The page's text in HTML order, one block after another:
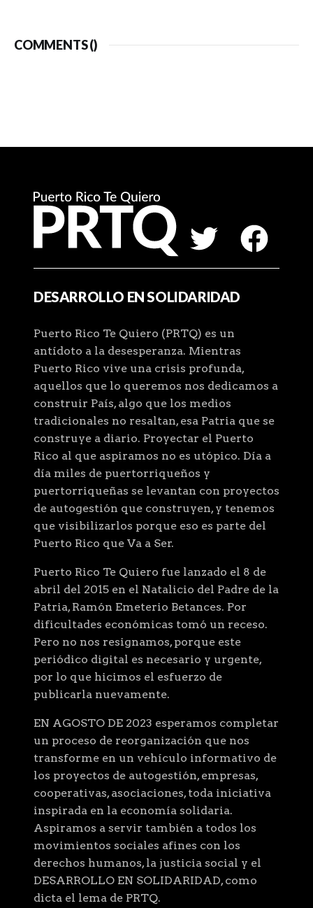
COMMENTS ()
DESARROLLO EN SOLIDARIDAD
Puerto Rico Te Quiero (PRTQ) es un
antídoto a la desesperanza. Mientras
Puerto Rico vive una crisis profunda,
aquellos que lo queremos nos dedicamos a
construir País, algo que los medios
tradicionales no resaltan, esa Patria que se
construye a diario. Proyectar el Puerto
Rico al que aspiramos no es utópico. Día a
día miles de puertorriqueños y
puertorriqueñas se levantan con proyectos
de autogestión que construyen, y tenemos
que visibilizarlos porque eso es parte del
Puerto Rico que Va a Ser.
Puerto Rico Te Quiero fue lanzado el 8 de
abril del 2015 en el Natalicio del Padre de la
Patria, Ramón Emeterio Betances. Por
dificultades económicas tomó un receso.
Pero no nos resignamos, porque este
periódico digital es necesario y urgente,
por lo que hicimos el esfuerzo de
publicarla nuevamente.
EN AGOSTO DE 2023 esperamos completar
un proceso de reorganización que nos
transforme en un vehículo informativo de
los proyectos de autogestión, empresas,
cooperativas, asociaciones, toda iniciativa
inspirada en la economía solidaria.
Aspiramos a servir también a todos los
movimientos sociales afines con los
derechos humanos, la justicia social y el
DESARROLLO EN SOLIDARIDAD, como
dicta el lema de PRTQ.